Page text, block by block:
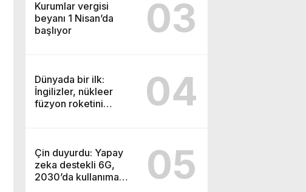
Kurumlar vergisi
beyanı 1 Nisan’da
başlıyor
03
Dünyada bir ilk:
İngilizler, nükleer
füzyon roketini
04
Çin duyurdu: Yapay
zeka destekli 6G,
2030’da kullanıma
05